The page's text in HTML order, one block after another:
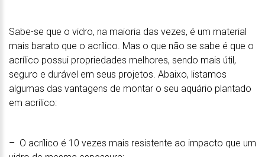
Sabe-se que o vidro, na maioria das vezes, é um material
mais barato que o acrílico. Mas o que não se sabe é que o
acrílico possui propriedades melhores, sendo mais útil,
seguro e durável em seus projetos. Abaixo, listamos
algumas das vantagens de montar o seu aquário plantado
em acrílico:
– O acrílico é 10 vezes mais resistente ao impacto que um